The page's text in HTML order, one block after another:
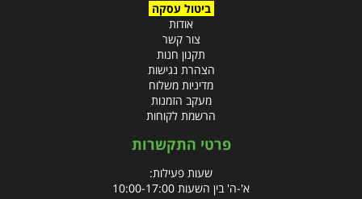
ביטול עסקה
אודות
צור קשר
תקנון חנות
הצהרת נגישות
מדיניות משלוח
מעקב הזמנות
הרשמת לקוחות
פרטי התקשרות
שעות פעילות:
א'-ה' בין השעות 10:00-17:00